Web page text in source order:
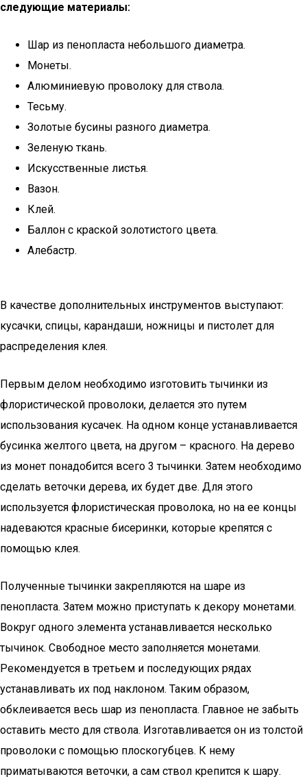
следующие материалы:
Шар из пенопласта небольшого диаметра.
Монеты.
Алюминиевую проволоку для ствола.
Тесьму.
Золотые бусины разного диаметра.
Зеленую ткань.
Искусственные листья.
Вазон.
Клей.
Баллон с краской золотистого цвета.
Алебастр.
В качестве дополнительных инструментов выступают:
кусачки, спицы, карандаши, ножницы и пистолет для
распределения клея.
Первым делом необходимо изготовить тычинки из
флористической проволоки, делается это путем
использования кусачек. На одном конце устанавливается
бусинка желтого цвета, на другом – красного. На дерево
из монет понадобится всего 3 тычинки. Затем необходимо
сделать веточки дерева, их будет две. Для этого
используется флористическая проволока, но на ее концы
надеваются красные бисеринки, которые крепятся с
помощью клея.
Полученные тычинки закрепляются на шаре из
пенопласта. Затем можно приступать к декору монетами.
Вокруг одного элемента устанавливается несколько
тычинок. Свободное место заполняется монетами.
Рекомендуется в третьем и последующих рядах
устанавливать их под наклоном. Таким образом,
обклеивается весь шар из пенопласта. Главное не забыть
оставить место для ствола. Изготавливается он из толстой
проволоки с помощью плоскогубцев. К нему
приматываются веточки, а сам ствол крепится к шару.